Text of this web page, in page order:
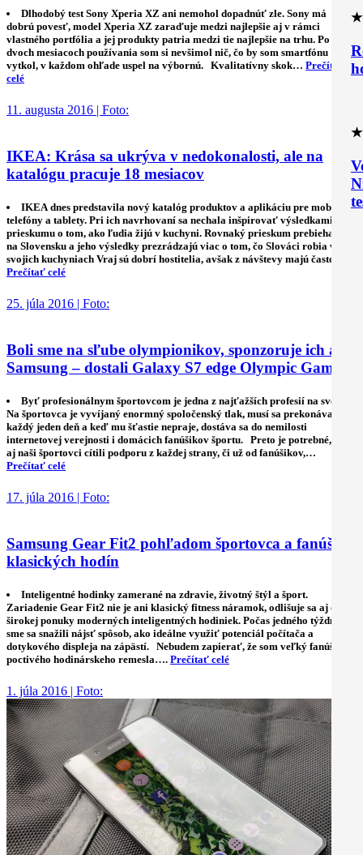
Dlhodobý test Sony Xperia XZ ani nemohol dopadnúť zle. Sony má
dobrú povesť, model Xperia XZ zaraďuje medzi najlepšie aj v rámci
vlastného portfólia a jej produkty patria medzi tie najlepšie na trhu. Po
dvoch mesiacoch používania som si nevšimol nič, čo by som smartfónu
vytkol, v každom ohľade uspel na výbornú. Kvalitatívny skok… Prečítať
celé
11. augusta 2016 | Foto:
IKEA: Krása sa ukrýva v nedokonalosti, ale na
katalógu pracuje 18 mesiacov
IKEA dnes predstavila nový katalóg produktov a aplikáciu pre mobilné
telefóny a tablety. Pri ich navrhovaní sa nechala inšpirovať výsledkami
prieskumu o tom, ako ľudia žijú v kuchyni. Rovnaký prieskum prebiehal aj
na Slovensku a jeho výsledky prezrádzajú viac o tom, čo Slováci robia vo
svojich kuchyniach Vraj sú dobrí hostitelia, avšak z návštevy majú často…
Prečítať celé
25. júla 2016 | Foto:
Boli sme na sľube olympionikov, sponzoruje ich aj
Samsung – dostali Galaxy S7 edge Olympic Games
Byť profesionálnym športovcom je jedna z najťažších profesií na svete.
Na športovca je vyvíjaný enormný spoločenský tlak, musí sa prekonávať
každý jeden deň a keď mu šťastie nepraje, dostáva sa do nemilosti
internetovej verejnosti i domácich fanúšikov športu. Preto je potrebné, aby
aj naši športovci cítili podporu z každej strany, či už od fanúšikov,…
Prečítať celé
17. júla 2016 | Foto:
Samsung Gear Fit2 pohľadom športovca a fanúšika
klasických hodín
Inteligentné hodinky zamerané na zdravie, životný štýl a šport.
Zariadenie Gear Fit2 nie je ani klasický fitness náramok, odlišuje sa aj od
širokej ponuky moderných inteligentných hodiniek. Počas jedného týždňa
sme sa snažili nájsť spôsob, ako ideálne využiť potenciál počítača a
dotykového displeja na zápästí. Nebudem zapierať, že som veľký fanúšik
poctivého hodinárskeho remesla…. Prečítať celé
1. júla 2016 | Foto: